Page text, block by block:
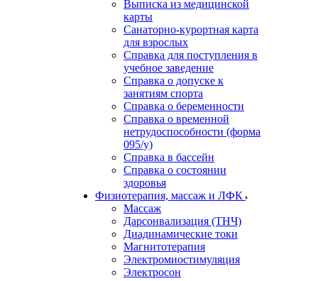
Выписка из медицинской
карты
Санаторно-курортная карта
для взрослых
Справка для поступления в
учебное заведение
Справка о допуске к
занятиям спорта
Справка о беременности
Справка о временной
нетрудоспособности (форма
095/у)
Справка в бассейн
Справка о состоянии
здоровья
Физиотерапия, массаж и ЛФК
Массаж
Дарсонвализация (ТНЧ)
Диадинамические токи
Магнитотерапия
Электромиостимуляция
Электросон